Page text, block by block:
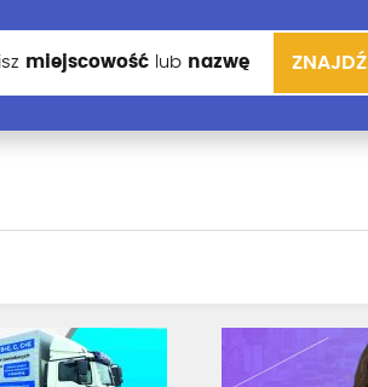
miejscowość lub nazwę ZNAJDŹ